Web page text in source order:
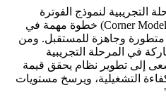
التجريبية لنموذج الفوترة
الإلكترونية القائم على نموذج (5-Corner Model) خطوة مهمة في
متطورة وجاهزة للمستقبل. ومن
في المرحلة التجريبية
إلى تطوير نظام يحقق قيمة
التشغيلية، ويرسخ مستويات